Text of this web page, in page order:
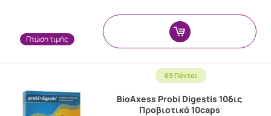
Πτώση τιμής
69 Πόντοι
BioAxess Probi Digestis 10δις
Προβιοτικά 10caps